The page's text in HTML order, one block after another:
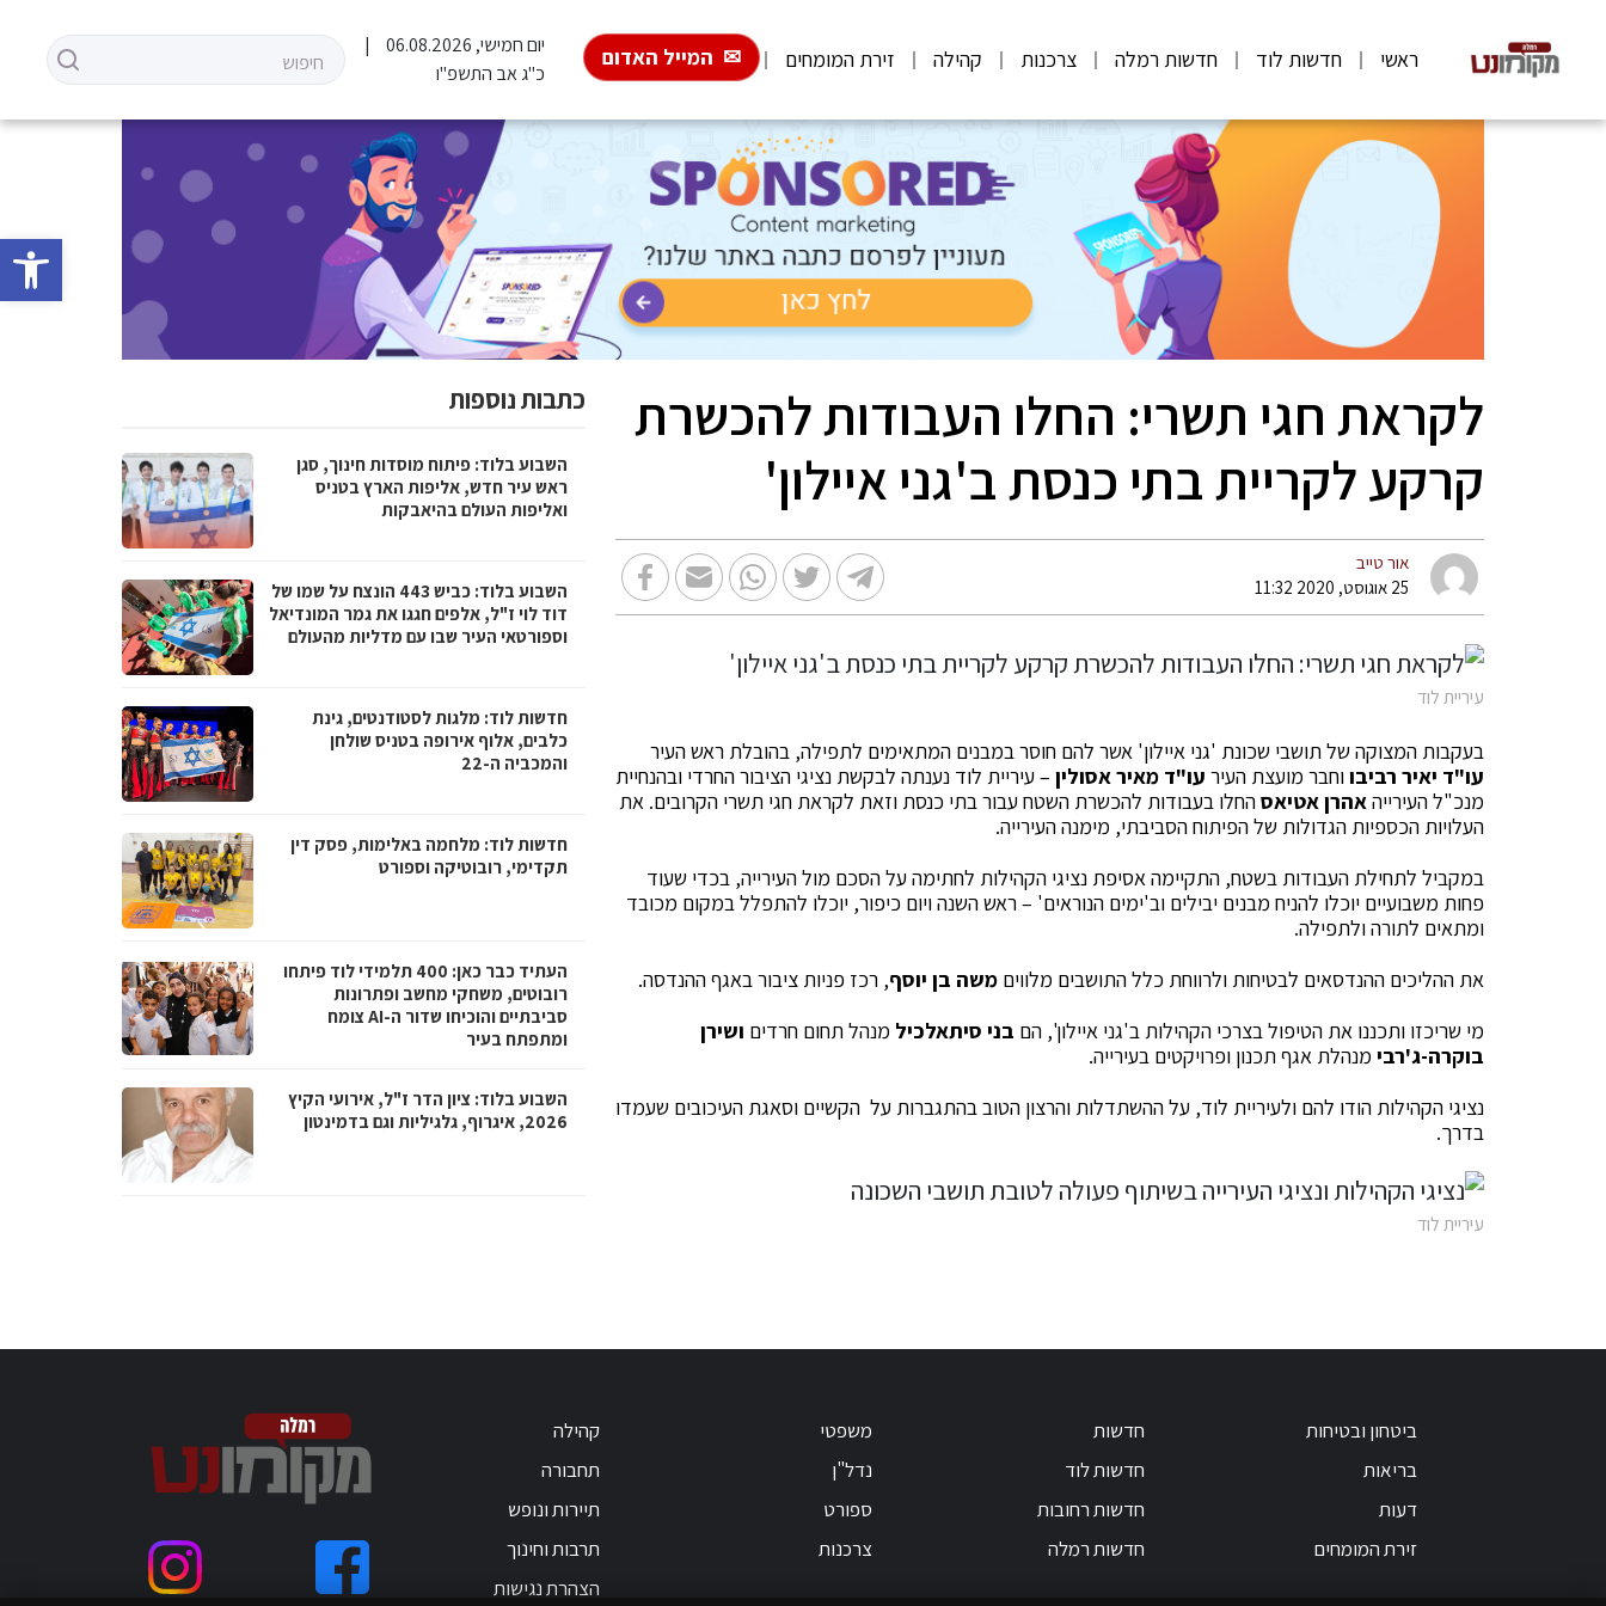
פתח
ראשי חדשות לוד חדשות רמלה צרכנות קהילה זירת המומחים המייל האדום
יום חמישי, 06.08.2026
כ"ג אב התשפ"ו
לקראת חגי תשרי: החלו העבודות להכשרת
קרקע לקריית בתי כנסת ב'גני איילון'
אור טייב
25 אוגוסט, 2020 11:32
עיריית לוד
בעקבות המצוקה של תושבי שכונת 'גני איילון' אשר להם חוסר במבנים המתאימים לתפילה, בהובלת ראש העיר
עו"ד יאיר רביבווחבר מועצת העיר עו"ד מאיר אסולין – עיריית לוד נענתה לבקשת נציגי הציבור החרדי ובהנחיית
מנכ"ל העירייהאהרן אטיאסהחלו בעבודות להכשרת השטח עבור בתי כנסת וזאת לקראת חגי תשרי הקרובים. את
העלויות הכספיות הגדולות של הפיתוח הסביבתי, מימנה העירייה.
במקביל לתחילת העבודות בשטח, התקיימה אסיפת נציגי הקהילות לחתימה על הסכם מול העירייה, בכדי שעוד
פחות משבועיים יוכלו להניח מבנים יבילים וב'ימים הנוראים' – ראש השנה ויום כיפור, יוכלו להתפלל במקום מכובד
ומתאים לתורה ולתפילה.
את ההליכים ההנדסאים לבטיחות ולרווחת כלל התושבים מלווים משה בן יוסף, רכז פניות ציבור באגף ההנדסה.
מי שריכזו ותכננו את הטיפול בצרכי הקהילות ב'גני איילון', הם בני סיתאלכיל מנהל תחום חרדים ושירן
בוקרה-ג'רבי מנהלת אגף תכנון ופרויקטים בעירייה.
נציגי הקהילות הודו להם ולעיריית לוד, על ההשתדלות והרצון הטוב בהתגברות על הקשיים וסאגת העיכובים שעמדו
בדרך.
עיריית לוד
כתבות נוספות
השבוע בלוד: פיתוח מוסדות חינוך, סגן
ראש עיר חדש, אליפות הארץ בטניס
ואליפות העולם בהיאבקות
השבוע בלוד: כביש 443 הונצח על שמו של
דוד לוי ז"ל, אלפים חגגו את גמר המונדיאל
וספורטאי העיר שבו עם מדליות מהעולם
חדשות לוד: מלגות לסטודנטים, גינת
כלבים, אלוף אירופה בטניס שולחן
והמכביה ה-22
חדשות לוד: מלחמה באלימות, פסק דין
תקדימי, רובוטיקה וספורט
העתיד כבר כאן: 400 תלמידי לוד פיתחו
רובוטים, משחקי מחשב ופתרונות
סביבתיים והוכיחו שדור ה-AI צומח
ומתפתח בעיר
השבוע בלוד: ציון הדר ז"ל, אירועי הקיץ
2026, איגרוף, גלגיליות וגם בדמינטון
ביטחון ובטיחות
בריאות
דעות
זירת המומחים
חדשות
חדשות לוד
חדשות רחובות
חדשות רמלה
משפטי
נדל"ן
ספורט
צרכנות
קהילה
תחבורה
תיירות ונופש
תרבות וחינוך
הצהרת נגישות